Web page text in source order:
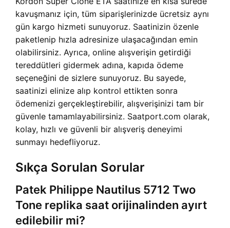
kavuşmanız için, tüm siparişlerinizde ücretsiz aynı
gün kargo hizmeti sunuyoruz. Saatinizin özenle
paketlenip hızla adresinize ulaşacağından emin
olabilirsiniz. Ayrıca, online alışverişin getirdiği
tereddütleri gidermek adına, kapıda ödeme
seçeneğini de sizlere sunuyoruz. Bu sayede,
saatinizi elinize alıp kontrol ettikten sonra
ödemenizi gerçekleştirebilir, alışverişinizi tam bir
güvenle tamamlayabilirsiniz. Saatport.com olarak,
kolay, hızlı ve güvenli bir alışveriş deneyimi
sunmayı hedefliyoruz.
Sıkça Sorulan Sorular
Patek Philippe Nautilus 5712 Two
Tone replika saat orijinalinden ayırt
edilebilir mi?